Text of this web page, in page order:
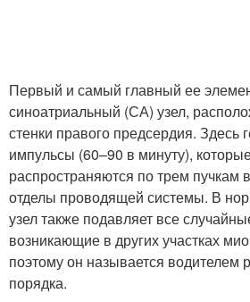
Первый и самый главный ее
синоатриальный (СА) узел,
стенки правого предсердия. Здесь
импульсы (60–90 в минуту),
распространяются по трем
отделы проводящей системы. В
узел также подавляет все
возникающие в других участках
поэтому он называется водителем
порядка.